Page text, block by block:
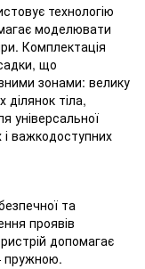
технологію
моделювати
Комплектація
що
зонами: велику
тіла,
універсальної
важкодоступних
та
проявів
допомагає
пружною.